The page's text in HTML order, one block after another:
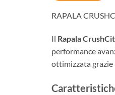
RAPALA
Il Rapala
performance
ottimizzata